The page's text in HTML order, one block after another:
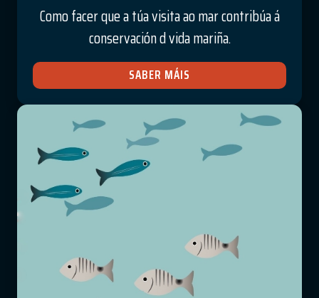
Como facer que a túa visita ao mar contribúa á
conservación d vida mariña.
SABER MÁIS